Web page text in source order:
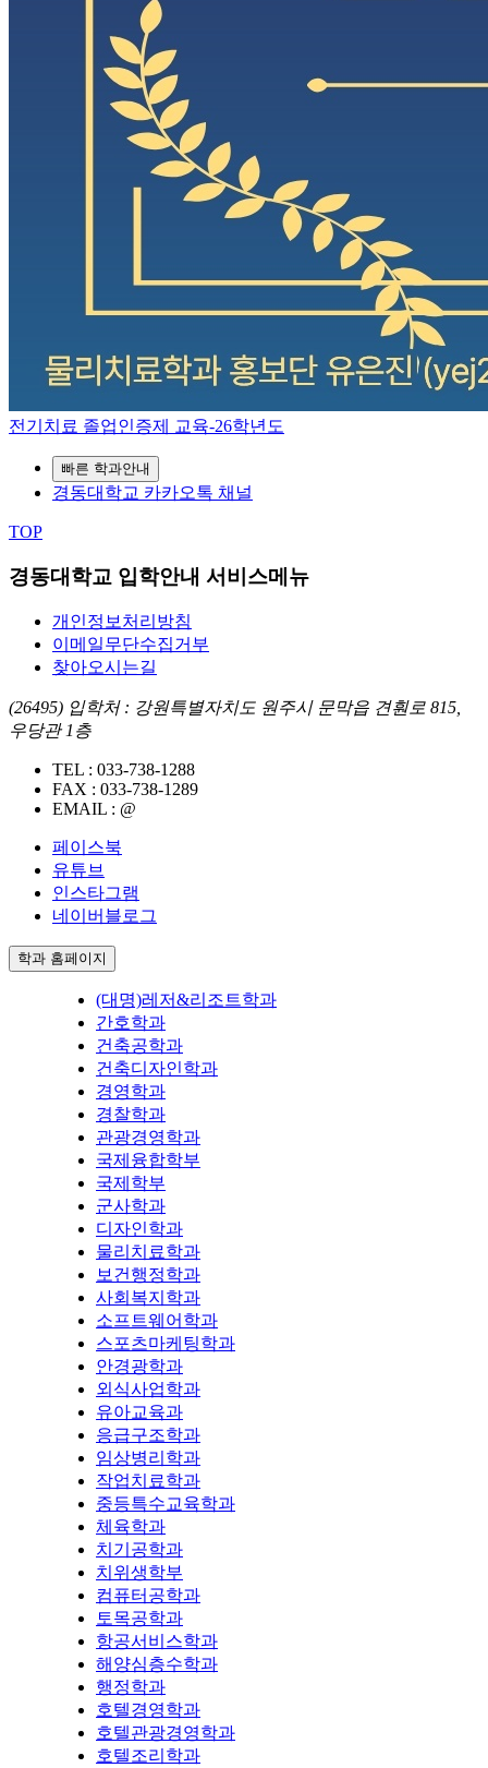
전기치료 졸업인증제 교육-26학년도
빠른 학과안내
경동대학교 카카오톡 채널
TOP
경동대학교 입학안내 서비스메뉴
개인정보처리방침
이메일무단수집거부
찾아오시는길
(26495) 입학처 : 강원특별자치도 원주시 문막읍 견훤로 815,
우당관 1층
TEL : 033-738-1288
FAX : 033-738-1289
EMAIL : @
페이스북
유튜브
인스타그램
네이버블로그
학과 홈페이지
(대명)레저&리조트학과
간호학과
건축공학과
건축디자인학과
경영학과
경찰학과
관광경영학과
국제융합학부
국제학부
군사학과
디자인학과
물리치료학과
보건행정학과
사회복지학과
소프트웨어학과
스포츠마케팅학과
안경광학과
외식사업학과
유아교육과
응급구조학과
임상병리학과
작업치료학과
중등특수교육학과
체육학과
치기공학과
치위생학부
컴퓨터공학과
토목공학과
항공서비스학과
해양심층수학과
행정학과
호텔경영학과
호텔관광경영학과
호텔조리학과